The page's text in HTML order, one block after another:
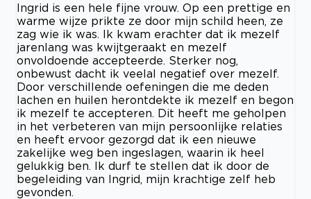
Ingrid is een hele fijne vrouw. Op een prettige en
warme wijze prikte ze door mijn schild heen, ze
zag wie ik was. Ik kwam erachter dat ik mezelf
jarenlang was kwijtgeraakt en mezelf
onvoldoende accepteerde. Sterker nog,
onbewust dacht ik veelal negatief over mezelf.
Door verschillende oefeningen die me deden
lachen en huilen herontdekte ik mezelf en begon
ik mezelf te accepteren. Dit heeft me geholpen
in het verbeteren van mijn persoonlijke relaties
en heeft ervoor gezorgd dat ik een nieuwe
zakelijke weg ben ingeslagen, waarin ik heel
gelukkig ben. Ik durf te stellen dat ik door de
begeleiding van Ingrid, mijn krachtige zelf heb
gevonden.